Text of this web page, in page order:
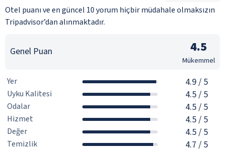
Otel puanı ve en güncel 10 yorum hiçbir müdahale olmaksızın
Tripadvisor’dan alınmaktadır.
Genel Puan 4.5
Mükemmel
Yer 4.9/ 5
Uyku Kalitesi 4.5/ 5
Odalar 4.5/ 5
Hizmet 4.5/ 5
Değer 4.5/ 5
Temizlik 4.7 / 5